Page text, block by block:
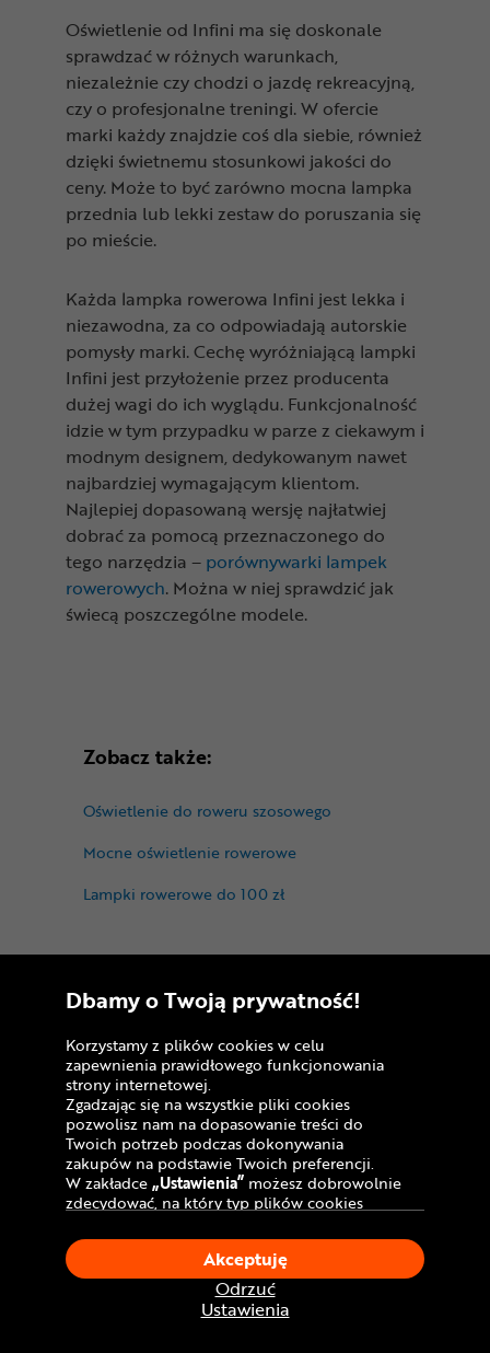
Oświetlenie od Infini ma się doskonale
sprawdzać w różnych warunkach,
niezależnie czy chodzi o jazdę rekreacyjną,
czy o profesjonalne treningi. W ofercie
marki każdy znajdzie coś dla siebie, również
dzięki świetnemu stosunkowi jakości do
ceny. Może to być zarówno mocna lampka
przednia lub lekki zestaw do poruszania się
po mieście.
Każda lampka rowerowa Infini jest lekka i
niezawodna, za co odpowiadają autorskie
pomysły marki. Cechę wyróżniającą lampki
Infini jest przyłożenie przez producenta
dużej wagi do ich wyglądu. Funkcjonalność
idzie w tym przypadku w parze z ciekawym i
modnym designem, dedykowanym nawet
najbardziej wymagającym klientom.
Najlepiej dopasowaną wersję najłatwiej
dobrać za pomocą przeznaczonego do
tego narzędzia – porównywarki lampek
rowerowych. Można w niej sprawdzić jak
świecą poszczególne modele.
Zobacz także:
Oświetlenie do roweru szosowego
Mocne oświetlenie rowerowe
Lampki rowerowe do 100 zł
Powiązane kategorie:
Infini
Lampki rowerowe zgodne z normą StVZO
Lampki na kask rowerowy
Lampki rowerowe o mocy 1000 lumenów
Lampka rowerowa o mocy 400 lumenów
Dbamy o Twoją prywatność!
Korzystamy z plików cookies w celu
zapewnienia prawidłowego funkcjonowania
strony internetowej.
Zgadzając się na wszystkie pliki cookies
pozwolisz nam na dopasowanie treści do
Twoich potrzeb podczas dokonywania
zakupów na podstawie Twoich preferencji.
W zakładce„Ustawienia” możesz dobrowolnie
zdecydować, na który typ plików cookies
Klikając„Akceptuję”, wyrażasz zgodę na
stosowanie ciasteczek zgodnie z ustawieniami
Twojej przeglądarki.
W dowolnym momencie, możesz dokonać
zmiany swojego wyboru klikając opcję
Ustawienia
Odrzuć
Akceptuję